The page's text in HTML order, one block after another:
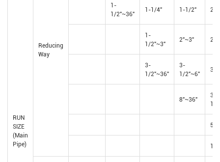
RUN
SIZE
(Main
Pipe)
Reducing
Way
1-
1/2"~36"
1-1/4" 1-1/2" 2"
1-
1/2"~3"
2"~3" 2-
3-
1/2"~36"
3-
1/2"~6"
3"
8"~36"
3-
1/